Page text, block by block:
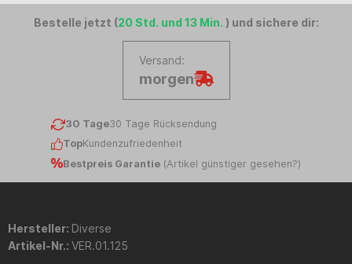
Bestelle jetzt (20 Std. und 13 Min. ) und sichere dir:
Versand:
morgen
30 Tage30 Tage Rücksendung
TopKundenzufriedenheit
Bestpreis Garantie (Artikel günstiger gesehen?)
Hersteller: Diverse
Artikel-Nr.: VER.01.125